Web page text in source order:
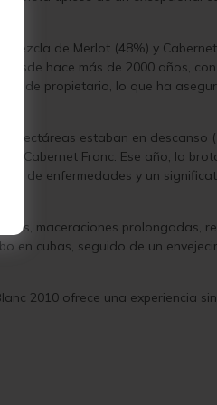
de Merlot (48%) y
hace más de 2000 años,
de propietario, lo que ha
hectáreas estaban en descanso
Cabernet Franc. Ese año, la
de enfermedades y un
maceraciones prolongadas,
en cubas, seguido de un
2010 ofrece una experiencia